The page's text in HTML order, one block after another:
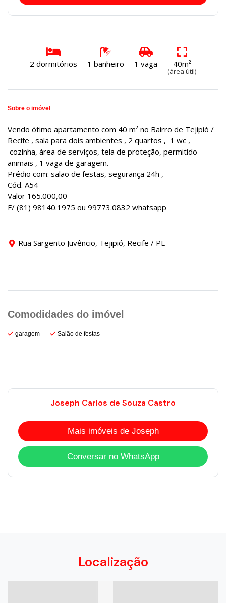
2 dormitórios 1 banheiro 1 vaga 40m²
(área útil)
Sobre o imóvel
Vendo ótimo apartamento com 40 m² no Bairro de Tejipió /
Recife , sala para dois ambientes , 2 quartos , 1 wc ,
cozinha, área de serviços, tela de proteção, permitido
animais , 1 vaga de garagem.
Prédio com: salão de festas, segurança 24h ,
Cód. A54
Valor 165.000,00
F/ (81) 98140.1975 ou 99773.0832 whatsapp
Rua Sargento Juvêncio, Tejipió, Recife / PE
garagem Salão de festas
Joseph Carlos de Souza Castro
Mais imóveis de Joseph
Conversar no WhatsApp
Localização